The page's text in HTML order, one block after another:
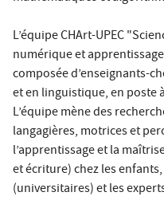
L’équipe CHArt-UPEC
numérique et
composée d’enseignants-
et en linguistique, en poste
L’équipe mène des
langagières, motrices et
l’apprentissage et la
et écriture) chez les
(universitaires) et les